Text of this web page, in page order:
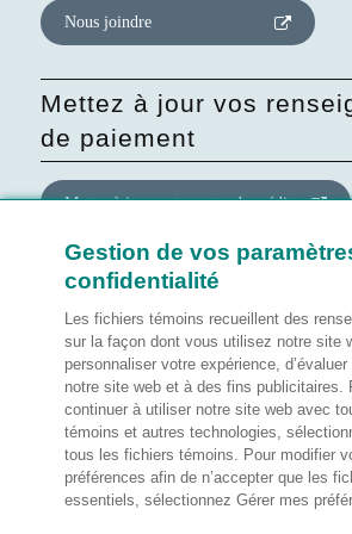
Nous joindre
Mettez à jour vos
de paiement
Mettre à jour votre carte de crédit
Mettre à jour le
quant au site Web
Gérer mes préférences
Notes légales
Gestion de vos
confidentialité
Les fichiers témoins recueillent des
sur la façon dont vous utilisez notre site
personnaliser votre expérience,
notre site web et à des fins publicitaires.
continuer à utiliser notre site web avec
témoins et autres technologies,
tous les fichiers témoins. Pour modifier
préférences afin de n’accepter que les
essentiels, sélectionnez Gérer mes